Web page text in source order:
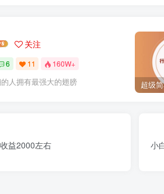
关注
6 11 160W+
人拥有最强大的翅膀
益2000左右
小